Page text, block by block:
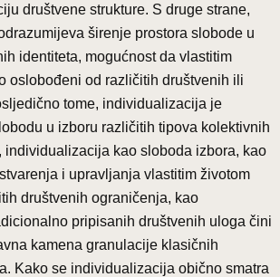
društvene strukture. S druge strane,
širenje prostora slobode u
identiteta, mogućnost da vlastitim
oslobođeni od različitih društvenih ili
tome, individualizacija je
u izboru različitih tipova kolektivnih
individualizacija kao sloboda izbora, kao
i upravljanja vlastitim životom
društvenih ograničenja, kao
pripisanih društvenih uloga čini
kamena granulacije klasičnih
Kako se individualizacija obično smatra